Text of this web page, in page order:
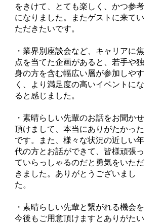
をきけて、とても楽しく、かつ参考
になりました。またゲストに来てい
ただきたいです。
・業界別座談会など、キャリアに焦
点を当てた企画があると、若手や独
身の方を含む幅広い層が参加しやす
く、より満足度の高いイベントにな
ると感じました。
​・素晴らしい先輩のお話をお聞かせ
頂けまして、本当にありがたかった
です。また、様々な状況の近しい年
代の方とお話ができて、皆様頑張っ
ていらっしゃるのだと勇気をいただ
きました。ありがとうございまし
た。
​・素晴らしい先輩と繋がれる機会を
今後もご用意頂けますとありがたい